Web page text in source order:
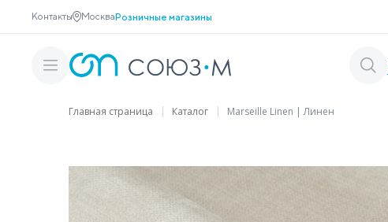
Контакты МоскваРозничные магазины
Главная страница Каталог Marseille Linen | Линен